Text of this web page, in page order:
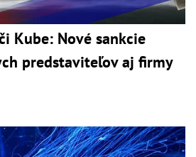
Kube: Nové sankcie
predstaviteľov aj firmy